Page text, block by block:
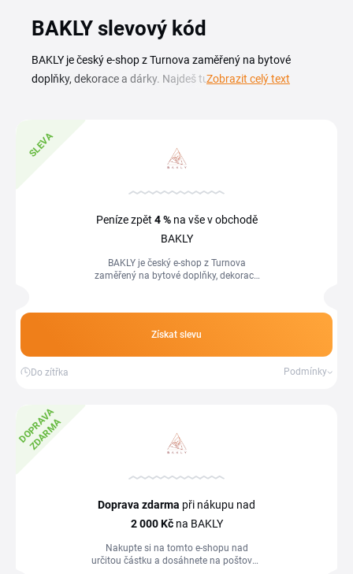
BAKLY slevový kód
BAKLY je český e-shop z Turnova zaměřený na bytové
doplňky, dekorace a dárky. Najdeš tu vařečky, plédy,
akcemi pořídíš vybavení do domácnosti i originální dárky za
příznivější cenu. Na této stránce sleduješ slevové akce
Vyplatí se sem zajít před nákupem dekorací nebo dárků,
využít a kolik tak na nákupu ušetříš.
Zobrazit celý text
SLEVA
Peníze zpět 4 %na vše v obchodě
BAKLY
BAKLY je český e-shop z Turnova
zaměřený na bytové doplňky, dekorace
Získat slevu
Do zítřka Podmínky
D
O
P
R
A
V
A
Z
D
A
R
M
A
Doprava zdarma při nákupu nad
2000 Kčna BAKLY
Nakupte si na tomto e-shopu nad
určitou částku a dosáhnete na poštovné